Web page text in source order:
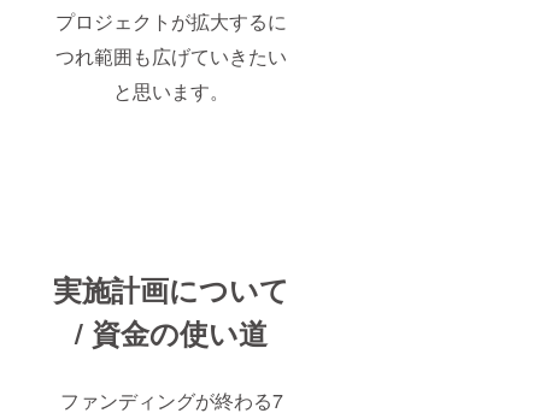
プロジェクトが拡大するに
つれ範囲も広げていきたい
と思います。
実施計画について
/ 資金の使い道
ファンディングが終わる7